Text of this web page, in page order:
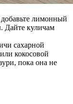
лимонный
Дайте куличам
сахарной
кокосовой
пока она не